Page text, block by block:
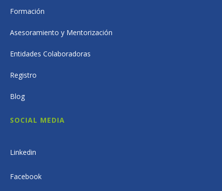
Formación
Asesoramiento y Mentorización
Entidades Colaboradoras
Registro
Blog
SOCIAL MEDIA
Linkedin
Facebook